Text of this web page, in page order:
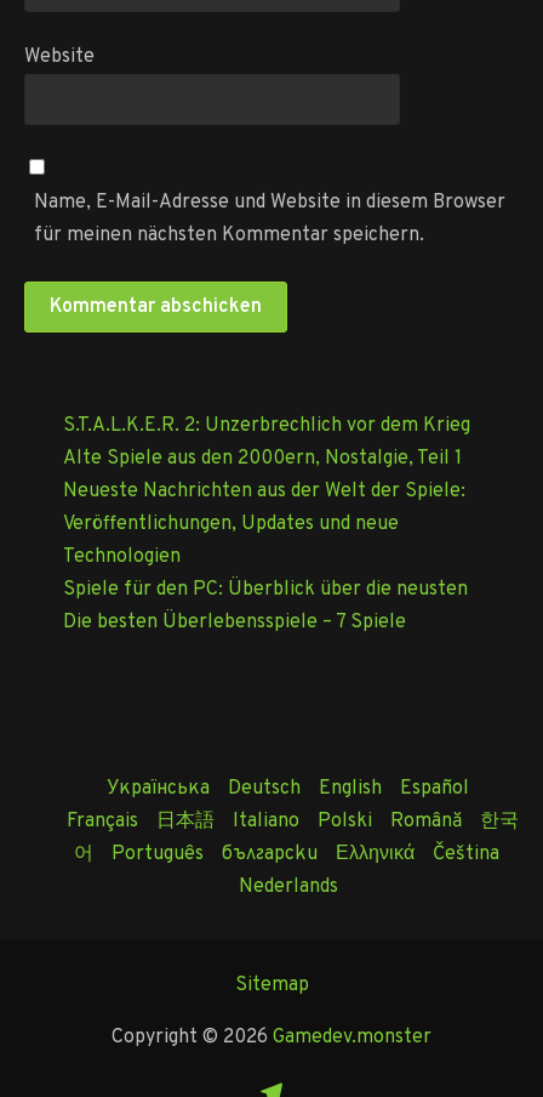
Website
Name, E-Mail-Adresse und Website in diesem Browser
für meinen nächsten Kommentar speichern.
S.T.A.L.K.E.R. 2: Unzerbrechlich vor dem Krieg
Alte Spiele aus den 2000ern, Nostalgie, Teil 1
Neueste Nachrichten aus der Welt der Spiele:
Veröffentlichungen, Updates und neue
Technologien
Spiele für den PC: Überblick über die neusten
Die besten Überlebensspiele – 7 Spiele
Українська Deutsch English
Español
Français
日本語 Italiano Polski Română
한국
어
Português български Ελληνικά
Čeština
Nederlands
Sitemap
Copyright © 2026 Gamedev.monster
Telegram